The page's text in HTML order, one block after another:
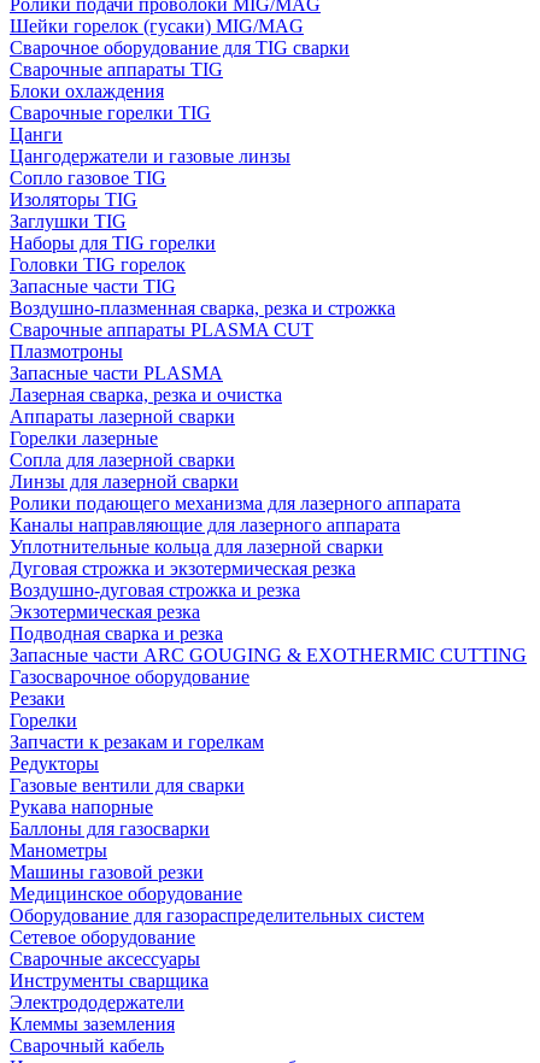
Ролики подачи проволоки MIG/MAG
Шейки горелок (гусаки) MIG/MAG
Сварочное оборудование для TIG сварки
Сварочные аппараты TIG
Блоки охлаждения
Сварочные горелки TIG
Цанги
Цангодержатели и газовые линзы
Сопло газовое TIG
Изоляторы TIG
Заглушки TIG
Наборы для TIG горелки
Головки TIG горелок
Запасные части TIG
Воздушно-плазменная сварка, резка и строжка
Сварочные аппараты PLASMA CUT
Плазмотроны
Запасные части PLASMA
Лазерная сварка, резка и очистка
Аппараты лазерной сварки
Горелки лазерные
Сопла для лазерной сварки
Линзы для лазерной сварки
Ролики подающего механизма для лазерного аппарата
Каналы направляющие для лазерного аппарата
Уплотнительные кольца для лазерной сварки
Дуговая строжка и экзотермическая резка
Воздушно-дуговая строжка и резка
Экзотермическая резка
Подводная сварка и резка
Запасные части ARC GOUGING & EXOTHERMIC CUTTING
Газосварочное оборудование
Резаки
Горелки
Запчасти к резакам и горелкам
Редукторы
Газовые вентили для сварки
Рукава напорные
Баллоны для газосварки
Манометры
Машины газовой резки
Медицинское оборудование
Оборудование для газораспределительных систем
Сетевое оборудование
Сварочные аксессуары
Инструменты сварщика
Электрододержатели
Клеммы заземления
Сварочный кабель